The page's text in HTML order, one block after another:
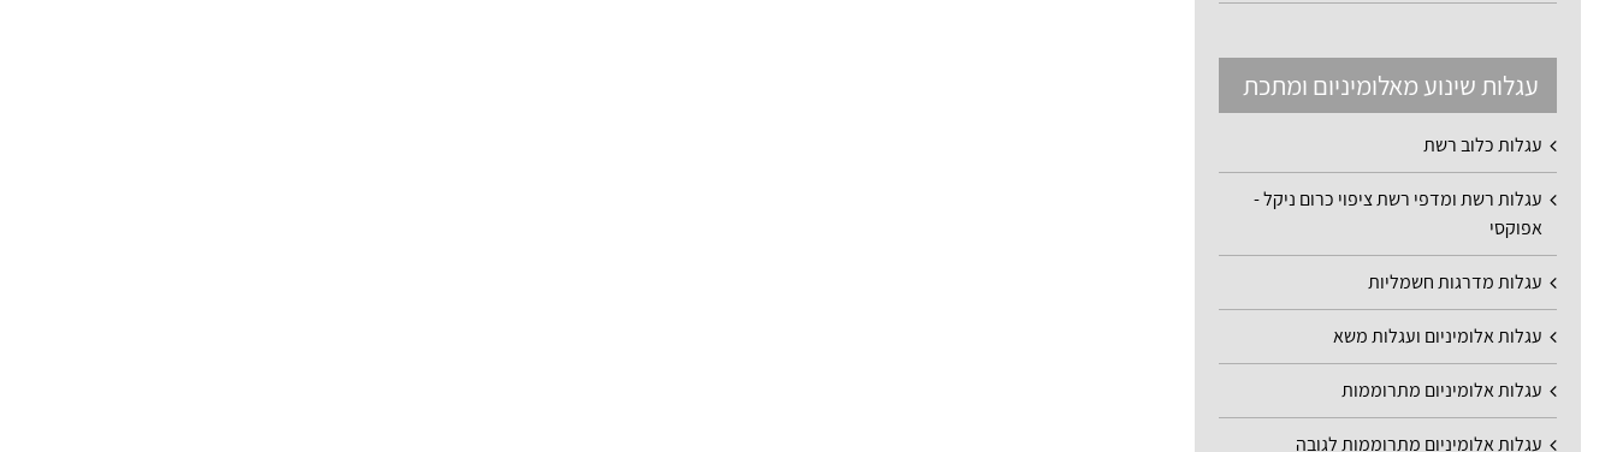
עגלות שינוע מאלומיניום ומתכת
עגלות כלוב רשת
עגלות רשת ומדפי רשת ציפוי כרום ניקל -
אפוקסי
עגלות מדרגות חשמליות
עגלות אלומיניום ועגלות משא
עגלות אלומיניום מתרוממות
עגלות אלומיניום מתרוממות לגובה